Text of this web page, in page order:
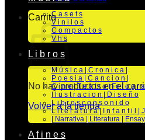
Carrito
No hay productos en el
Volver a la tienda
C a s e t s
V i n i l o s
C o m p a c t o s
V h s
L i b r o s
M ú s i c a | C r o n i c a |
P o e s i a | C a n c i o n |
C i n e | T e a t r o | Fo t o g r
I l u s t r a c i o n | D i s e ñ o
L i b r o s c o n s o n i d o
L i t e r a t u r a | I n f a n t i l | J
| Narrativa | Literatura |
A f i n e s